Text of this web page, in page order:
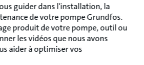
guider dans l'installation, la
de votre pompe Grundfos.
produit de votre pompe, outil ou
les vidéos que nous avons
aider à optimiser vos